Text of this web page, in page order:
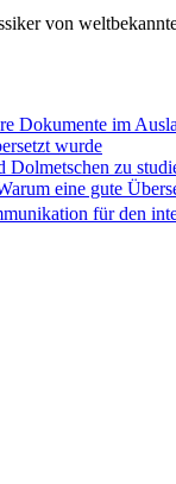
von
Dokumente im
wurde
Dolmetschen zu
eine gute
für den